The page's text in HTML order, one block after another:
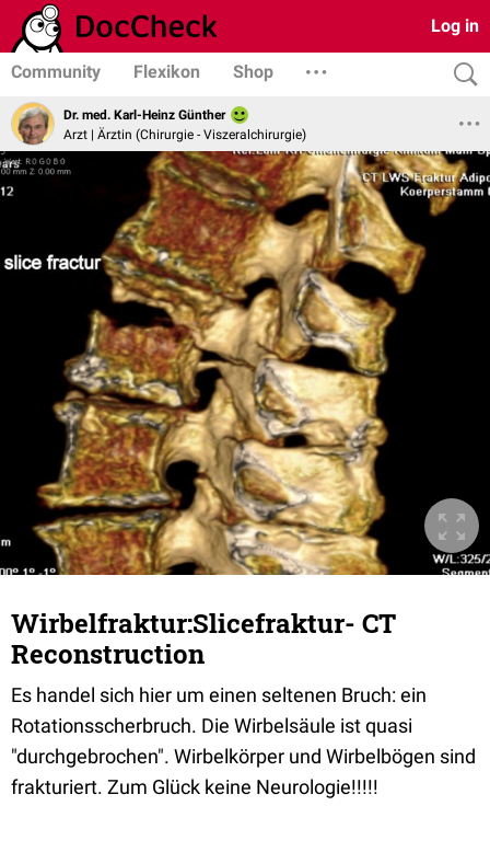
Log in
Community Flexikon Shop
Dr. med. Karl-Heinz Günther
Arzt | Ärztin (Chirurgie - Viszeralchirurgie)
Wirbelfraktur:Slicefraktur- CT
Reconstruction
Es handel sich hier um einen seltenen Bruch: ein
Rotationsscherbruch. Die Wirbelsäule ist quasi
"durchgebrochen". Wirbelkörper und Wirbelbögen sind
frakturiert. Zum Glück keine Neurologie!!!!!